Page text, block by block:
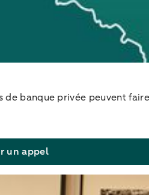
banque privée peuvent
un appel